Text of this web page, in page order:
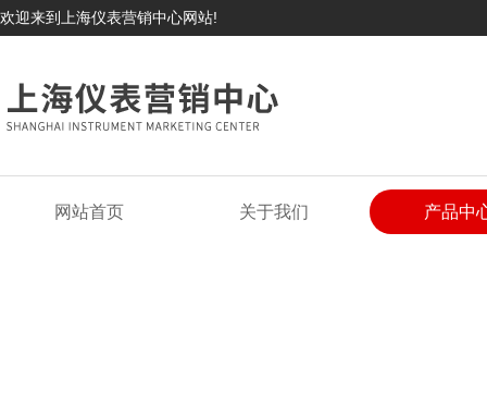
欢迎来到上海仪表营销中心网站!
网站首页 关于我们 产品中